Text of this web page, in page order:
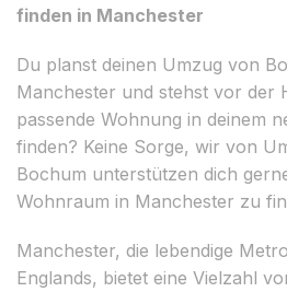
finden in Manchester
Du planst deinen Umzug von
Manchester und stehst vor der
passende Wohnung in deinem
finden? Keine Sorge, wir von
Bochum unterstützen dich
Wohnraum in Manchester zu
Manchester, die lebendige
Englands, bietet eine Vielzahl